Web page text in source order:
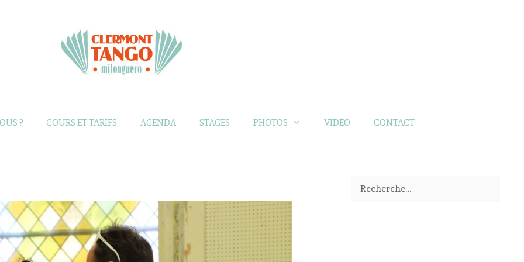
? COURS ET TARIFS AGENDA STAGES PHOTOS VIDÉO CONTACT
Rechercher :